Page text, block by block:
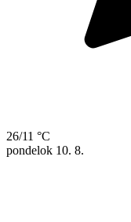
26/11 °C
pondelok 10. 8.